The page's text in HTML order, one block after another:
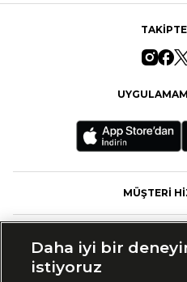
MÜŞTERİ
Daha iyi bir
istiyoruz